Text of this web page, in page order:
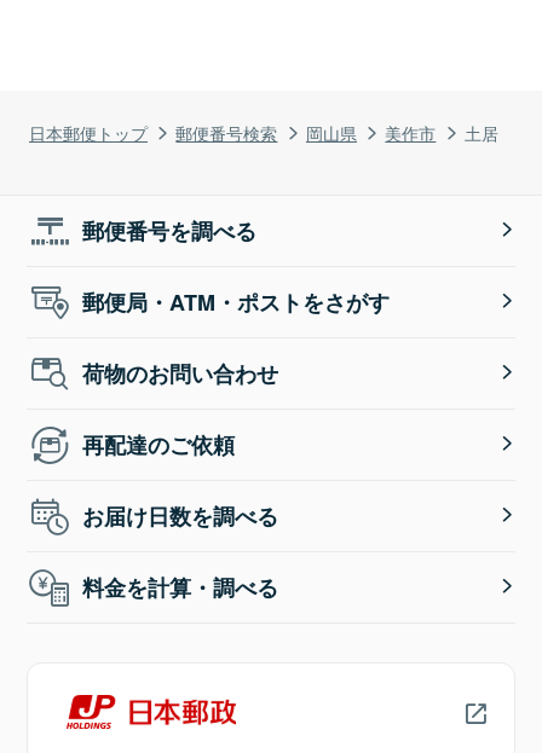
日本郵便トップ 郵便番号検索 岡山県 美作市 土居
郵便番号を調べる
郵便局・ATM・ポストをさがす
荷物のお問い合わせ
再配達のご依頼
お届け日数を調べる
料金を計算・調べる